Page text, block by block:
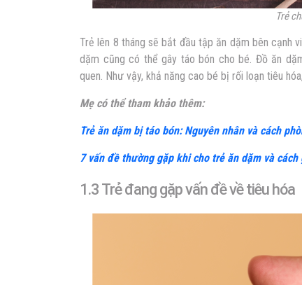
Trẻ
Trẻ lên 8 tháng sẽ bắt đầu tập ăn dặm bên cạnh
dặm cũng có thể gây táo bón cho bé. Đồ ăn
quen. Như vậy, khả năng cao bé bị rối loạn tiêu
Mẹ có thể tham khảo thêm:
Trẻ ăn dặm bị táo bón: Nguyên nhân và cách
7 vấn đề thường gặp khi cho trẻ ăn dặm và cách
1.3 Trẻ đang gặp vấn đề về tiêu hóa